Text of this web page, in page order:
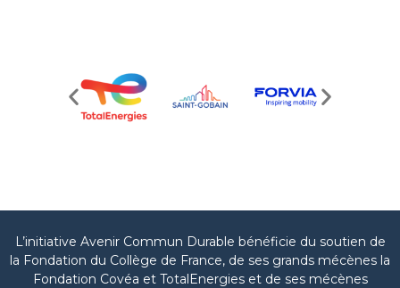
L’initiative Avenir Commun Durable bénéficie du soutien de
la Fondation du Collège de France, de ses grands mécènes la
Fondation Covéa et TotalEnergies et de ses mécènes